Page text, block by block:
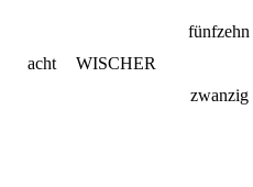
acht WISCHER
fünfzehn
zwanzig